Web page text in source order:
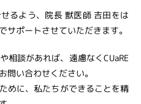
るよう、院長 獣医師 吉田をは
サポートさせていただきます。
相談があれば、遠慮なくCUaRE
問い合わせください。
めに、私たちができることを精